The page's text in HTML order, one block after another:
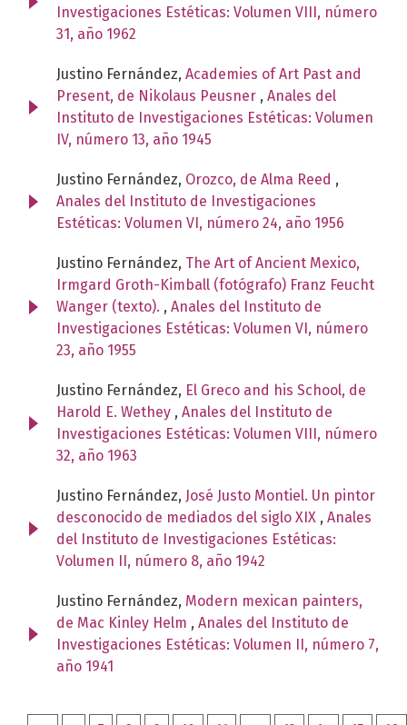
Investigaciones Estéticas: Volumen VIII, número
31, año 1962
Justino Fernández, Academies of Art Past and
Present, de Nikolaus Peusner , Anales del
Instituto de Investigaciones Estéticas: Volumen
IV, número 13, año 1945
Justino Fernández, Orozco, de Alma Reed ,
Anales del Instituto de Investigaciones
Estéticas: Volumen VI, número 24, año 1956
Justino Fernández, The Art of Ancient Mexico,
Irmgard Groth-Kimball (fotógrafo) Franz Feucht
Wanger (texto). , Anales del Instituto de
Investigaciones Estéticas: Volumen VI, número
23, año 1955
Justino Fernández, El Greco and his School, de
Harold E. Wethey , Anales del Instituto de
Investigaciones Estéticas: Volumen VIII, número
32, año 1963
Justino Fernández, José Justo Montiel. Un pintor
desconocido de mediados del siglo XIX , Anales
del Instituto de Investigaciones Estéticas:
Volumen II, número 8, año 1942
Justino Fernández, Modern mexican painters,
de Mac Kinley Helm , Anales del Instituto de
Investigaciones Estéticas: Volumen II, número 7,
año 1941